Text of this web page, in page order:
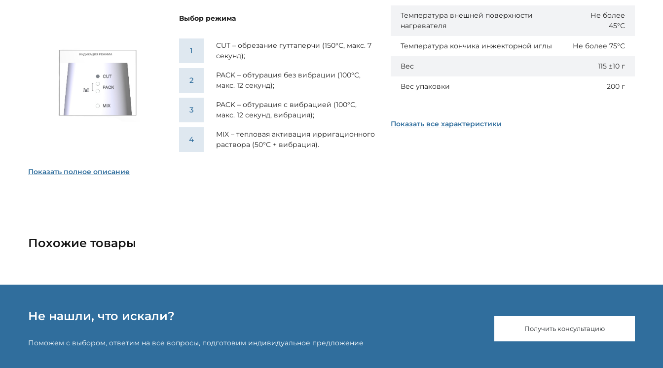
Выбор режима
CUT – обрезание гуттаперчи (150°С, макс. 7
секунд);
PACK – обтурация без вибрации (100°С,
макс. 12 секунд);
PACK – обтурация с вибрацией (100°С,
макс. 12 секунд, вибрация);
MIX – тепловая активация ирригационного
раствора (50°С + вибрация).
Показать полное описание
Температура внешней поверхности
нагревателя
Не более
45°С
Температура кончика инжекторной иглы Не более 75°С
Вес 115 ±10 г
Вес упаковки 200 г
Показать все характеристики
Похожие товары
Не нашли, что искали?
Поможем с выбором, ответим на все вопросы, подготовим индивидуальное предложение
Получить консультацию